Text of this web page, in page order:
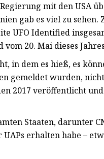
mit den USA
gab es viel zu sehen.
UFO Identified
20. Mai dieses
in dem es hieß, es
gemeldet wurden,
2017 veröffentlicht
Staaten, darunter
erhalten habe –